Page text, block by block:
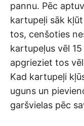
pannu. Pēc
kartupeļi sāk
tos, cenšoties
kartupeļus vēl
apgrieziet tos
Kad kartupeļi
uguns un
garšvielas pēc